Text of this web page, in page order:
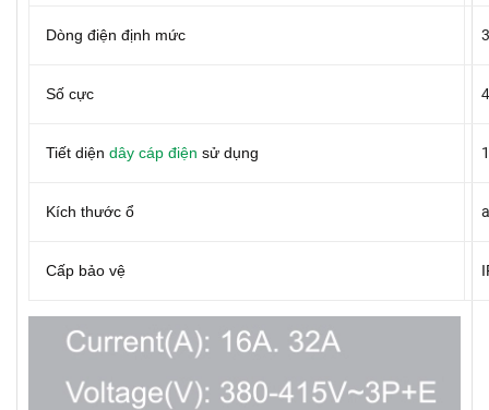
Dòng điện định mức
Số cực 4
Tiết diện dây cáp điện sử dụng
Kích thước ổ
Cấp bảo vệ